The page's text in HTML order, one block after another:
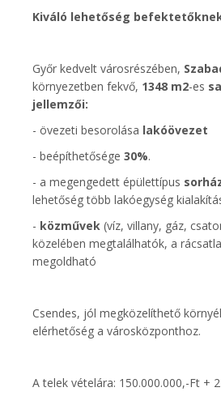
Kiváló lehetőség
Győr kedvelt városrészében,
környezetben fekvő, 1348 m2-es
jellemzői:
- övezeti besorolása lakóövezet
- beépíthetősége 30%.
- a megengedett épülettípus
lehetőség több lakóegység
- közművek (víz, villany, gáz,
közelében megtalálhatók, a
megoldható
Csendes, jól megközelíthető
elérhetőség a városközponthoz.
A telek vételára: 150.000.000,-Ft +